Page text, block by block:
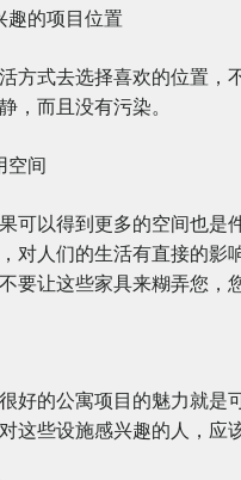
趣的项目位置
方式去选择喜欢的位置
，而且没有污染。
空间
可以得到更多的空间也
对人们的生活有直接的
要让这些家具来糊弄您，
好的公寓项目的魅力就是
这些设施感兴趣的人，应